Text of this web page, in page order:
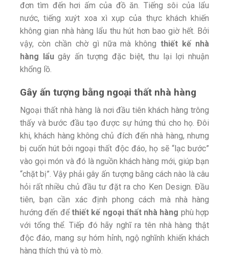
đơn tìm đến hơi ấm của đồ ăn. Tiếng sôi của lẩu
nước, tiếng xuýt xoa xì xụp của thực khách khiến
không gian nhà hàng lẩu thu hút hơn bao giờ hết. Bởi
vậy, còn chần chờ gì nữa mà khôngthiết kế nhà
hàng lẩugây ấn tượng đặc biệt, thu lại lợi nhuận
khổng lồ.
Gây ấn tượng bằng ngoại thất nhà hàng
Ngoại thất nhà hàng là nơi đầu tiên khách hàng trông
thấy và bước đầu tạo được sự hứng thú cho họ. Đôi
khi, khách hàng không chủ đích đến nhà hàng, nhưng
bị cuốn hút bởi ngoại thất độc đáo, họ sẽ “lạc bước”
vào gọi món và đó là nguồn khách hàng mới, giúp bạn
“chặt bị”. Vậy phải gây ấn tượng bằng cách nào là câu
hỏi rất nhiều chủ đầu tư đặt ra cho Ken Design. Đầu
tiên, bạn cần xác định phong cách mà nhà hàng
hướng đến đểthiết kế ngoại thất nhà hàng phù hợp
với tổng thể. Tiếp đó hãy nghĩ ra tên nhà hàng thật
độc đáo, mang sự hóm hỉnh, ngộ nghĩnh khiến khách
hàng thích thú và tò mò.